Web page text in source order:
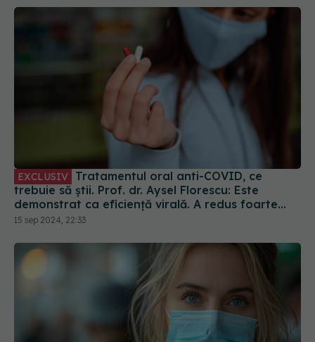
trebuie să știi. Prof. dr. Aysel Florescu: Este
demonstrat ca eficiență virală. A redus foarte
mult riscul de spitalizare
15 sep 2024, 22:33